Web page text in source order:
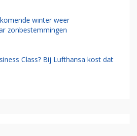
winter weer
zonbestemmingen
Class? Bij Lufthansa kost dat